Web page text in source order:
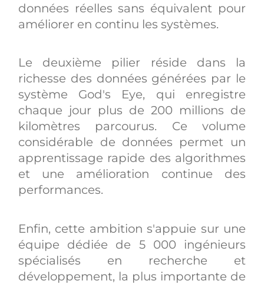
données réelles sans équivalent pour
améliorer en continu les systèmes.
Le deuxième pilier réside dans la
richesse des données générées par le
système God's Eye, qui enregistre
chaque jour plus de 200 millions de
kilomètres parcourus. Ce volume
considérable de données permet un
apprentissage rapide des algorithmes
et une amélioration continue des
performances.
Enfin, cette ambition s'appuie sur une
équipe dédiée de 5 000 ingénieurs
spécialisés en recherche et
développement, la plus importante de